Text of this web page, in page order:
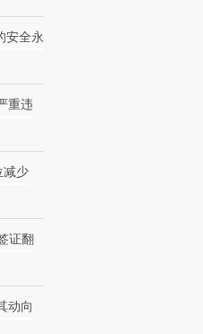
安全永
重违
减少
证翻
动向